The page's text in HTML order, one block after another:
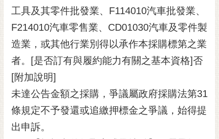
工具及其零件批發業、F114010汽車批發業、
F214010汽車零售業、CD01030汽車及零件製
造業，或其他行業別得以承作本採購標第之業
者。[是否訂有與履約能力有關之基本資格]否
[附加說明]
未達公告金額之採購，爭議屬政府採購法第31
條規定不予發還或追繳押標金之爭議，始得提
出申訴。